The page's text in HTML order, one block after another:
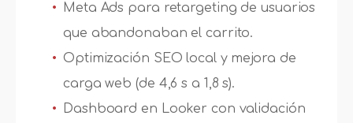
Meta Ads para retargeting de usuarios
que abandonaban el carrito.
Optimización SEO local y mejora de
carga web (de 4,6 s a 1,8 s).
Dashboard en Looker con validación